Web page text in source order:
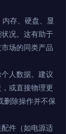
存、硬盘、显
况。这有助于
场的同类产品
人数据。建议
或直接物理更
删除操作并不保
件（如电源适